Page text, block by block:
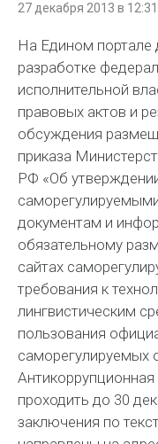
27 декабря 2013 в 12:31
На Едином
разработке
исполнительной
правовых актов и
обсуждения
приказа
РФ «Об
документам и
обязательному
сайтах
требования к
лингвистическим
пользования
саморегулируемых
Антикоррупционная
проходить до 30
заключения по